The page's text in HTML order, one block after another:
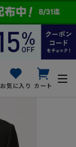
お気に入り カート